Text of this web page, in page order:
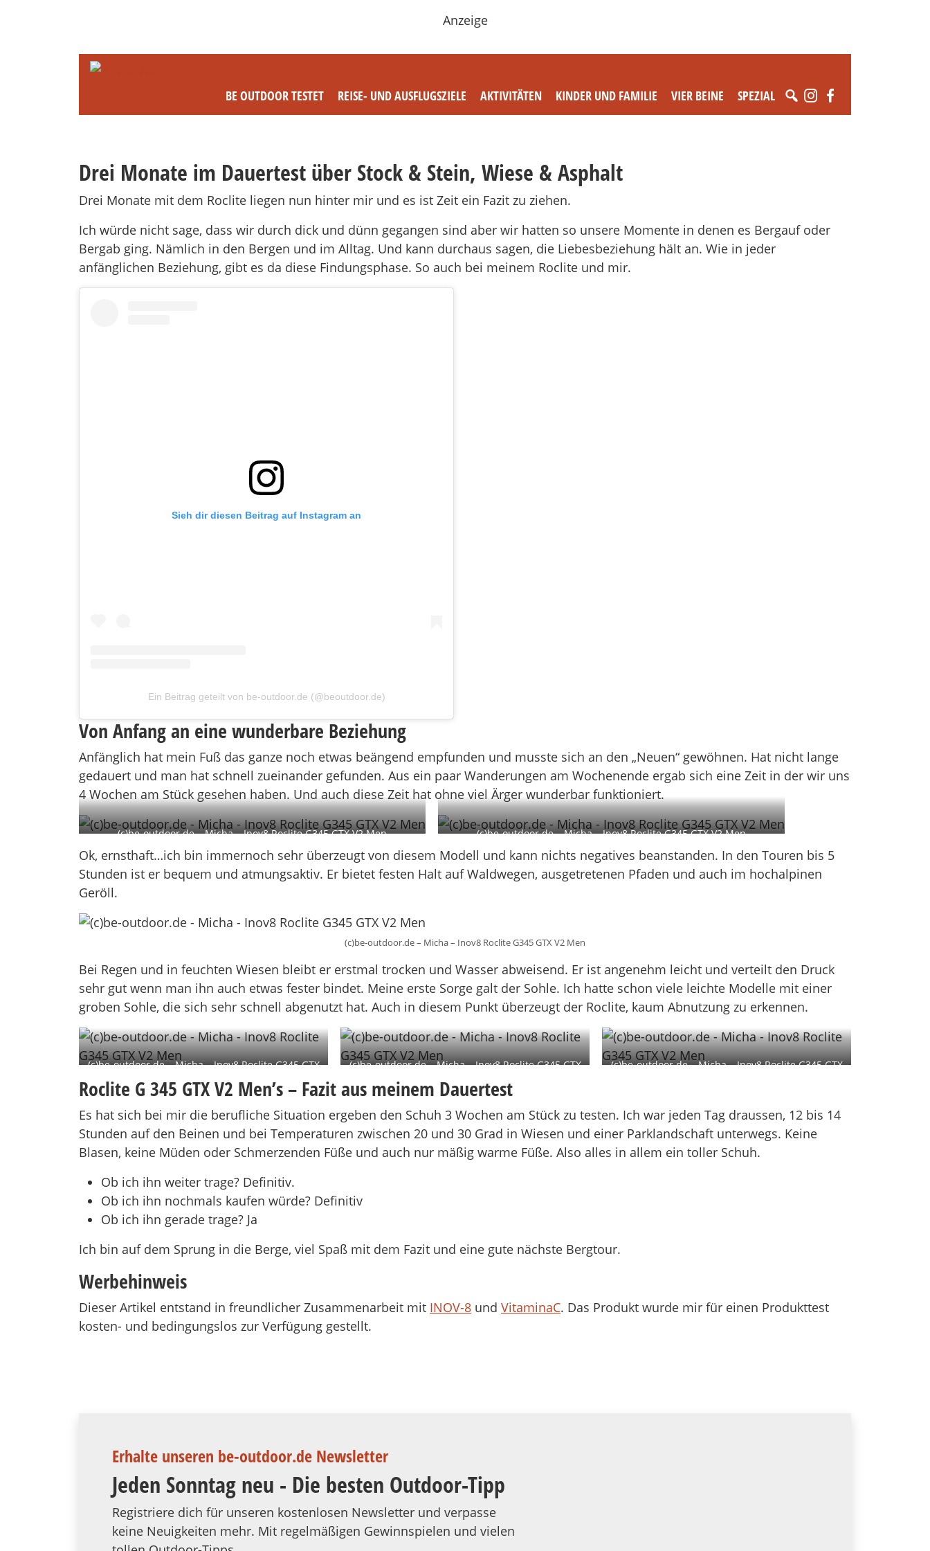
Anzeige
BE OUTDOOR TESTET REISE- UND AUSFLUGSZIELE AKTIVITÄTEN KINDER UND FAMILIE VIER BEINE SPEZIAL
Drei Monate im Dauertest über Stock & Stein, Wiese & Asphalt
Drei Monate mit dem Roclite liegen nun hinter mir und es ist Zeit ein Fazit zu ziehen.
Ich würde nicht sage, dass wir durch dick und dünn gegangen sind aber wir hatten so unsere Momente in denen es Bergauf oder
Bergab ging. Nämlich in den Bergen und im Alltag. Und kann durchaus sagen, die Liebesbeziehung hält an. Wie in jeder
anfänglichen Beziehung, gibt es da diese Findungsphase. So auch bei meinem Roclite und mir.
Sieh dir diesen Beitrag auf Instagram an
Ein Beitrag geteilt von be-outdoor.de (@beoutdoor.de)
Von Anfang an eine wunderbare Beziehung
Anfänglich hat mein Fuß das ganze noch etwas beängend empfunden und musste sich an den „Neuen“ gewöhnen. Hat nicht lange
gedauert und man hat schnell zueinander gefunden. Aus ein paar Wanderungen am Wochenende ergab sich eine Zeit in der wir uns
4 Wochen am Stück gesehen haben. Und auch diese Zeit hat ohne viel Ärger wunderbar funktioniert.
(c)be-outdoor.de – Micha – Inov8 Roclite G345 GTX V2 Men (c)be-outdoor.de – Micha – Inov8 Roclite G345 GTX V2 Men
Ok, ernsthaft…ich bin immernoch sehr überzeugt von diesem Modell und kann nichts negatives beanstanden. In den Touren bis 5
Stunden ist er bequem und atmungsaktiv. Er bietet festen Halt auf Waldwegen, ausgetretenen Pfaden und auch im hochalpinen
Geröll.
(c)be-outdoor.de – Micha – Inov8 Roclite G345 GTX V2 Men
Bei Regen und in feuchten Wiesen bleibt er erstmal trocken und Wasser abweisend. Er ist angenehm leicht und verteilt den Druck
sehr gut wenn man ihn auch etwas fester bindet. Meine erste Sorge galt der Sohle. Ich hatte schon viele leichte Modelle mit einer
groben Sohle, die sich sehr schnell abgenutzt hat. Auch in diesem Punkt überzeugt der Roclite, kaum Abnutzung zu erkennen.
(c)be-outdoor.de – Micha – Inov8 Roclite G345 GTX
V2 Men
(c)be-outdoor.de – Micha – Inov8 Roclite G345 GTX
(c)be-outdoor.de – Micha – Inov8 Roclite G345 GTX
Roclite G 345 GTX V2 Men’s – Fazit aus meinem Dauertest
Es hat sich bei mir die berufliche Situation ergeben den Schuh 3 Wochen am Stück zu testen. Ich war jeden Tag draussen, 12 bis 14
Stunden auf den Beinen und bei Temperaturen zwischen 20 und 30 Grad in Wiesen und einer Parklandschaft unterwegs. Keine
Blasen, keine Müden oder Schmerzenden Füße und auch nur mäßig warme Füße. Also alles in allem ein toller Schuh.
Ob ich ihn weiter trage? Definitiv.
Ob ich ihn nochmals kaufen würde? Definitiv
Ob ich ihn gerade trage? Ja
Ich bin auf dem Sprung in die Berge, viel Spaß mit dem Fazit und eine gute nächste Bergtour.
Werbehinweis
Dieser Artikel entstand in freundlicher Zusammenarbeit mit INOV-8 und VitaminaC. Das Produkt wurde mir für einen Produkttest
kosten- und bedingungslos zur Verfügung gestellt.
Erhalte unseren be-outdoor.de Newsletter
Jeden Sonntag neu - Die besten Outdoor-Tipp
Registriere dich für unseren kostenlosen Newsletter und verpasse
keine Neuigkeiten mehr. Mit regelmäßigen Gewinnspielen und vielen